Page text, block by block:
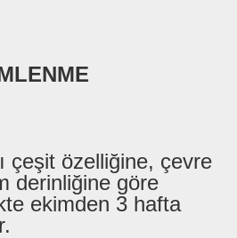
çeşit özelliğine, çevre
derinliğine göre
ekimden 3 hafta